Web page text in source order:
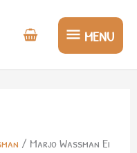
MENU
MENU
/ Marjo Wassman Ei